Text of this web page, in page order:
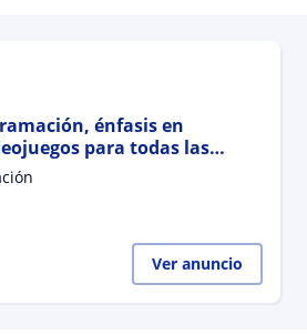
énfasis en
para todas las
y bachiller tecnológico
Ver anuncio